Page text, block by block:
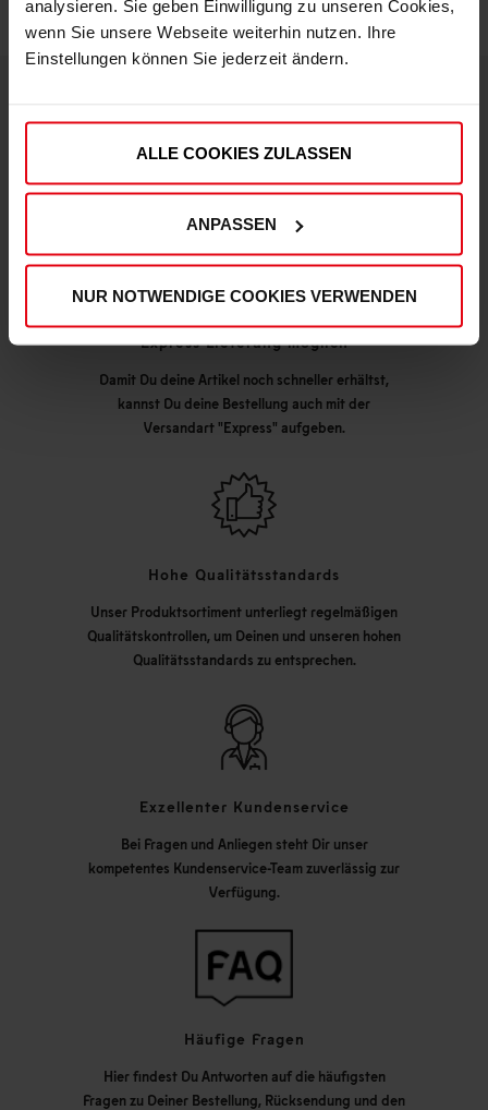
analysieren. Sie geben Einwilligung zu unseren Cookies,
wenn Sie unsere Webseite weiterhin nutzen. Ihre
Einstellungen können Sie jederzeit ändern.
ALLE COOKIES ZULASSEN
ANPASSEN
NUR NOTWENDIGE COOKIES VERWENDEN
Express Lieferung möglich
Damit Du deine Artikel noch schneller erhältst,
kannst Du deine Bestellung auch mit der
Versandart "Express" aufgeben.
Hohe Qualitätsstandards
Unser Produktsortiment unterliegt regelmäßigen
Qualitätskontrollen, um Deinen und unseren hohen
Qualitätsstandards zu entsprechen.
Exzellenter Kundenservice
Bei Fragen und Anliegen steht Dir unser
kompetentes Kundenservice-Team zuverlässig zur
Verfügung.
Häufige Fragen
Hier findest Du Antworten auf die häufigsten
Fragen zu Deiner Bestellung, Rücksendung und den